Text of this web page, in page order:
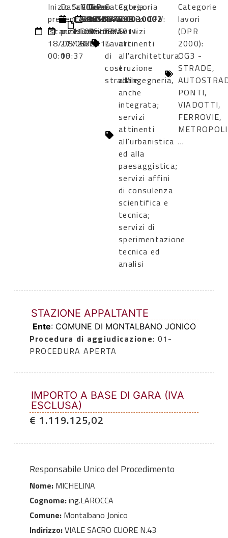
Inizio
presentazione
istanze:
18/08/2014
00:00
Data
di
pubblicazione:
27/08/2014
13:37
Scadenza:
17/10/2014
11:00
Numero
atto:
Determina
665
Data
atto:
06/08/2014
CIG:
5885667E0B
CUP:
I37H14000030002
Categoria
lavori
CPV:
Lavori
di
costruzione
stradale
Categoria
servizi CPV:
Servizi
attinenti
all'architettura
e
all'ingegneria,
anche
integrata;
servizi
attinenti
all'urbanistica
ed alla
paesaggistica;
servizi affini
di consulenza
scientifica e
tecnica;
servizi di
sperimentazione
tecnica ed
analisi
Categorie
lavori
(DPR
2000):
OG3 -
STRADE,
PONTI,
VIADOTTI,
FERROVIE,
...
STAZIONE APPALTANTE
Ente: COMUNE DI MONTALBANO JONICO
Procedura di aggiudicazione: 01-
PROCEDURA APERTA
IMPORTO A BASE DI GARA (IVA
ESCLUSA)
€ 1.119.125,02
Responsabile Unico del Procedimento
Nome:MICHELINA
Cognome:ing.LAROCCA
Comune:Montalbano Jonico
Indirizzo:VIALE SACRO CUORE N.43